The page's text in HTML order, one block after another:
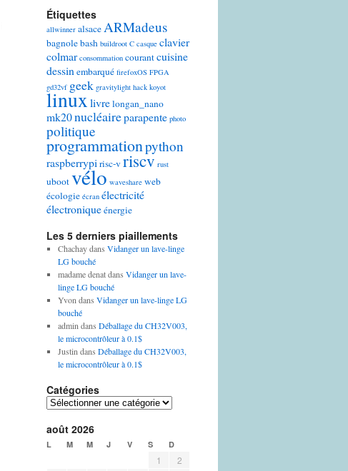
Étiquettes
allwinner alsaceARMadeus
bagnolebash buildroot C casque clavier
colmar consommation courantcuisine
dessin embarqué firefoxOS FPGA
gd32vf geek gravitylight hack koyot
linuxlivrelongan_nano
mk20nucléaireparapente photo
politique
programmationpython
raspberrypi risc-vriscv rust
ubootvélo waveshare web
écologie écran électricité
électroniqueénergie
Les 5 derniers piaillements
Chachaydans Vidanger un lave-linge
LG bouché
madame denatdans Vidanger un lave-
linge LG bouché
Yvon dans Vidanger un lave-linge LG
bouché
admin dans Déballage du CH32V003,
le microcontrôleur à 0.1$
Justin dans Déballage du CH32V003,
le microcontrôleur à 0.1$
Catégories
Catégories
août 2026
L M M J V S D
1 2